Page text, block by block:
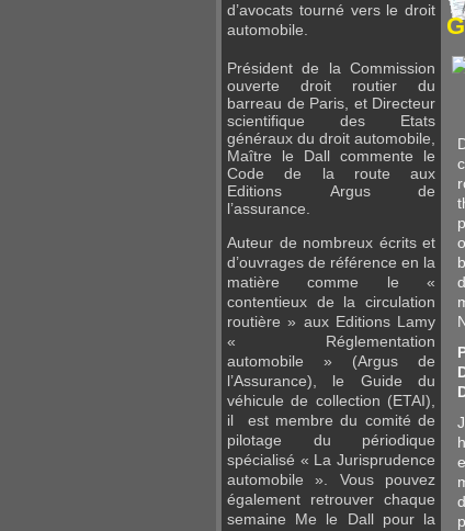
d’avocats tourné vers le droit
automobile.
Président de la Commission
ouverte droit routier du
barreau de Paris, et Directeur
scientifique des Etats
généraux du droit automobile,
Maître le Dall commente le
Code de la route aux
Editions Argus de
l’assurance.
Auteur de nombreux écrits et
d’ouvrages de référence en la
matière comme le «
contentieux de la circulation
routière » aux Editions Lamy
« Réglementation
automobile » (Argus de
l’Assurance), le Guide du
véhicule de collection (ETAI),
il est membre du comité de
pilotage du périodique
spécialisé « La Jurisprudence
automobile ». Vous pouvez
également retrouver chaque
semaine Me le Dall pour la